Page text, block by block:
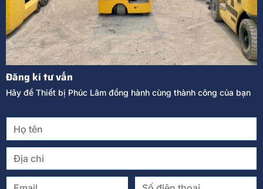
Đăng kí tư vấn
Hãy để Thiết bị Phúc Lâm đồng hành cùng thành công của bạn